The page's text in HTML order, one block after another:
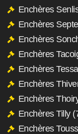
Enchères
Enchères
Enchères
Enchères
Enchères
Enchères
Enchères
Enchères Tilly
Enchères